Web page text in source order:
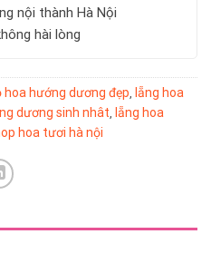
nội thành Hà Nội
hài lòng
hoa hướng dương đẹp
lẵng hoa
dương sinh nhât
lẵng hoa
hoa tươi hà nội